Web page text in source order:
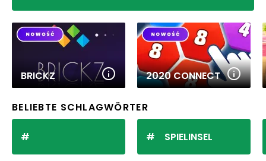
BRICKZ 2020 CONNECT
BELIEBTE SCHLAGWÖRTER
SPIELINSEL